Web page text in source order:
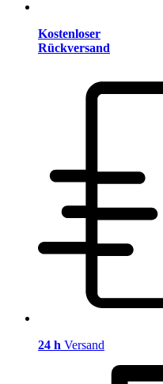
Kostenloser
Rückversand
24 h Versand